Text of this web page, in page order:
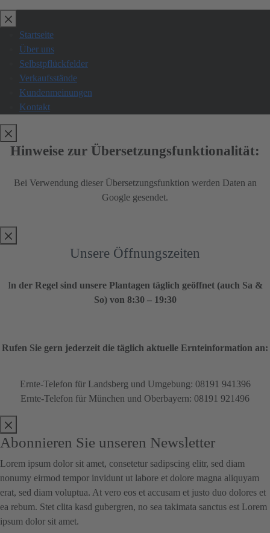
Zum
Inhalt
springen
Startseite
Über uns
Selbstpflückfelder
Verkaufsstände
Kundenmeinungen
Kontakt
Hinweise zur Übersetzungsfunktionalität:
Bei Verwendung dieser Übersetzungsfunktion werden Daten an
Google gesendet.
Unsere Öffnungszeiten
In der Regel sind unsere Plantagen täglich geöffnet (auch Sa &
So) von 8:30 – 19:30
Rufen Sie gern jederzeit die täglich aktuelle Ernteinformation an:
Ernte-Telefon für Landsberg und Umgebung: 08191 941396
Ernte-Telefon für München und Oberbayern: 08191 921496
Abonnieren Sie unseren Newsletter
Lorem ipsum dolor sit amet, consetetur sadipscing elitr, sed diam
nonumy eirmod tempor invidunt ut labore et dolore magna aliquyam
erat, sed diam voluptua. At vero eos et accusam et justo duo dolores et
ea rebum. Stet clita kasd gubergren, no sea takimata sanctus est Lorem
ipsum dolor sit amet.